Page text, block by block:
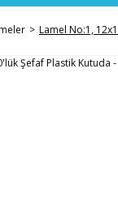
Lamel No:1,